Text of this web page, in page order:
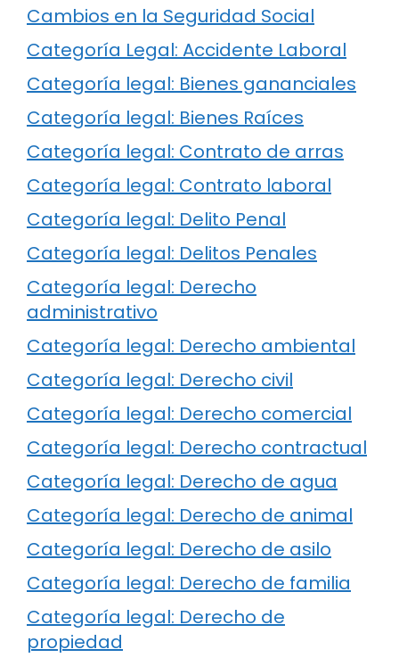
Cambios en la Seguridad Social
Categoría Legal: Accidente Laboral
Categoría legal: Bienes gananciales
Categoría legal: Bienes Raíces
Categoría legal: Contrato de arras
Categoría legal: Contrato laboral
Categoría legal: Delito Penal
Categoría legal: Delitos Penales
Categoría legal: Derecho
administrativo
Categoría legal: Derecho ambiental
Categoría legal: Derecho civil
Categoría legal: Derecho comercial
Categoría legal: Derecho contractual
Categoría legal: Derecho de agua
Categoría legal: Derecho de animal
Categoría legal: Derecho de asilo
Categoría legal: Derecho de familia
Categoría legal: Derecho de
propiedad